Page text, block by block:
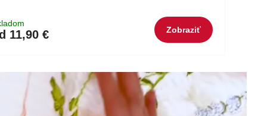
11,90 € Zobraziť